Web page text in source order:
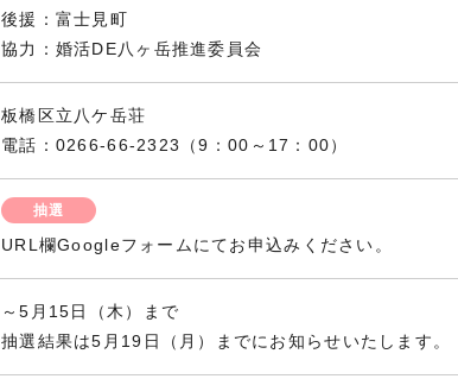
後援：富士見町
協力：婚活DE八ヶ岳推進委員会
板橋区立八ケ岳荘
電話：0266-66-2323（9：00～17：00）
抽選
URL欄Googleフォームにてお申込みください。
～5月15日（木）まで
抽選結果は5月19日（月）までにお知らせいたします。